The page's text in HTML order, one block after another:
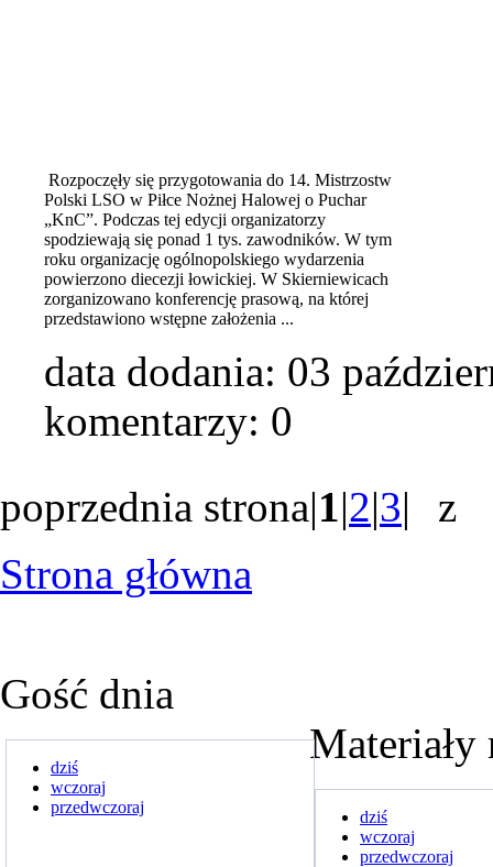
Rozpoczęły się przygotowania do 14. Mistrzostw
Polski LSO w Piłce Nożnej Halowej o Puchar
„KnC”. Podczas tej edycji organizatorzy
spodziewają się ponad 1 tys. zawodników. W tym
roku organizację ogólnopolskiego wydarzenia
powierzono diecezji łowickiej. W Skierniewicach
zorganizowano konferencję prasową, na której
przedstawiono wstępne założenia ...
data dodania: 03
komentarzy: 0
poprzednia strona|1|2|3|
z
Strona główna
Gość dnia
dziś
wczoraj
przedwczoraj
Materiały
dziś
wczoraj
przedwczoraj